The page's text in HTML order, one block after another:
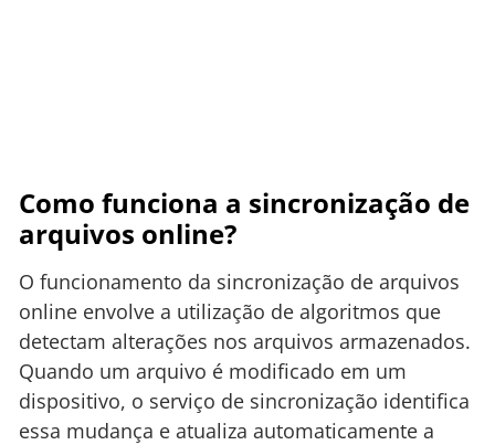
Como funciona a sincronização de
arquivos online?
O funcionamento da sincronização de arquivos
online envolve a utilização de algoritmos que
detectam alterações nos arquivos armazenados.
Quando um arquivo é modificado em um
dispositivo, o serviço de sincronização identifica
essa mudança e atualiza automaticamente a